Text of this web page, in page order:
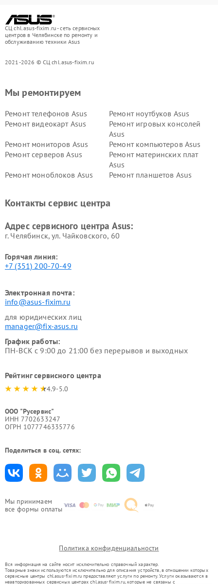
СЦ chl.asus-fixim.ru - сеть сервисных
центров в Челябинске по ремонту и
обслуживанию техники Asus
2021-2026 © СЦ chl.asus-fixim.ru
Мы принимаем
все формы оплаты
Мы ремонтируем
Ремонт телефонов Asus
Ремонт ноутбуков Asus
Ремонт видеокарт Asus
Ремонт игровых консолей
Asus
Ремонт мониторов Asus
Ремонт компьютеров Asus
Ремонт серверов Asus
Ремонт материнских плат
Asus
Ремонт моноблоков Asus
Ремонт планшетов Asus
Контакты сервис центра
Адрес сервисного центра Asus:
г. Челябинск, ул. Чайковского, 60
Горячая линия:
+7 (351) 200-70-49
Электронная почта:
info@asus-fixim.ru
для юридических лиц
manager@fix-asus.ru
График работы:
ПН-ВСК с 9:00 до 21:00 без перерывов и выходных
Рейтинг сервисного центра
4.9-5.0
ООО "Русервис"
ИНН 7702633247
ОГРН 1077746335776
Поделиться в соц. сетях:
Политика конфиденциальности
Вся информация на сайте носит исключительно справочный характер.
Товарные знаки используются исключительно для описания устройств, в отношении которых
сервисные центры chl.asus-fixim.ru предоставляют услуги по ремонту. Услуги оказываются в
неавторизованных сервисных центрах chl.asus-fixim.ru, которые не связаны с